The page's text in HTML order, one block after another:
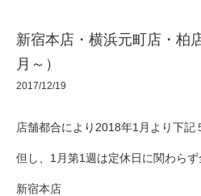
新宿本店・横浜元町店・柏
月～）
2017/12/19
店舗都合により2018年1月より下
但し、1月第1週は定休日に関わらず
新宿本店